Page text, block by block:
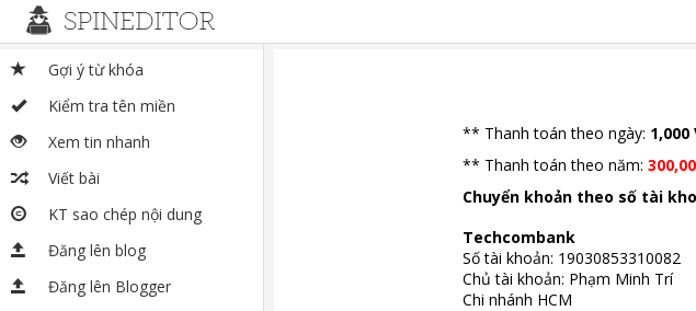
Gợi ý từ khóa
Kiểm tra tên miền
Xem tin nhanh
Viết bài
KT sao chép nội dung
Đăng lên blog
Đăng lên Blogger
** Thanh toán theo ngày:
** Thanh toán theo năm:
Chuyển khoản theo số tài
Techcombank
Số tài khoản: 19030853310082
Chủ tài khoản: Phạm Minh Trí
Chi nhánh HCM